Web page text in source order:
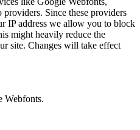
Since these providers
IP address we allow you to block
might heavily reduce the
site. Changes will take effect
Webfonts.